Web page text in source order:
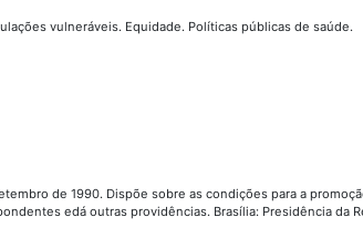
vulneráveis. Equidade. Políticas públicas de saúde.
de 1990. Dispõe sobre as condições para a
edá outras providências. Brasília: Presidência da